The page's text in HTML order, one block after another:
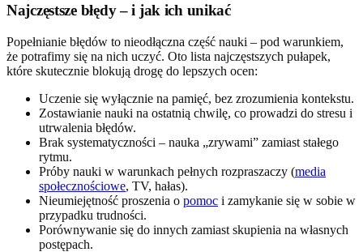
Najczęstsze błędy – i jak ich unikać
Popełnianie błędów to nieodłączna część nauki – pod warunkiem,
że potrafimy się na nich uczyć. Oto lista najczęstszych pułapek,
które skutecznie blokują drogę do lepszych ocen:
Uczenie się wyłącznie na pamięć, bez zrozumienia kontekstu.
Zostawianie nauki na ostatnią chwilę, co prowadzi do stresu i
utrwalenia błędów.
Brak systematyczności – nauka „zrywami” zamiast stałego
rytmu.
Próby nauki w warunkach pełnych rozpraszaczy (media
społecznościowe, TV, hałas).
Nieumiejętność proszenia o pomoc i zamykanie się w sobie w
przypadku trudności.
Porównywanie się do innych zamiast skupienia na własnych
postępach.